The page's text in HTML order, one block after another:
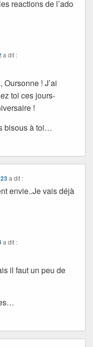
reactions de l’ado
a dit :
! J’ai
toi ces jours-
!
bisous à toi…
a dit :
envie..Je vais déjà
a dit :
il faut un peu de